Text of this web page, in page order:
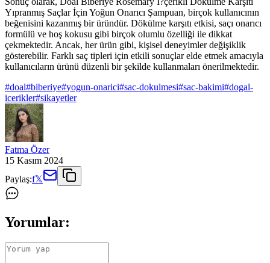
Yıpranmış Saçlar İçin Yoğun Onarıcı Şampuan, birçok kullanıcının
beğenisini kazanmış bir üründür. Dökülme karşıtı etkisi, saçı onarıcı
formülü ve hoş kokusu gibi birçok olumlu özelliği ile dikkat
çekmektedir. Ancak, her ürün gibi, kişisel deneyimler değişiklik
gösterebilir. Farklı saç tipleri için etkili sonuçlar elde etmek amacıyla
kullanıcıların ürünü düzenli bir şekilde kullanmaları önerilmektedir.
#doal#biberiye#yogun-onarici#sac-dokulmesi#sac-bakimi#dogal-
icerikler#sikayetler
Fatma Özer
15 Kasım 2024
Paylaş:f𝕏
Yorumlar: